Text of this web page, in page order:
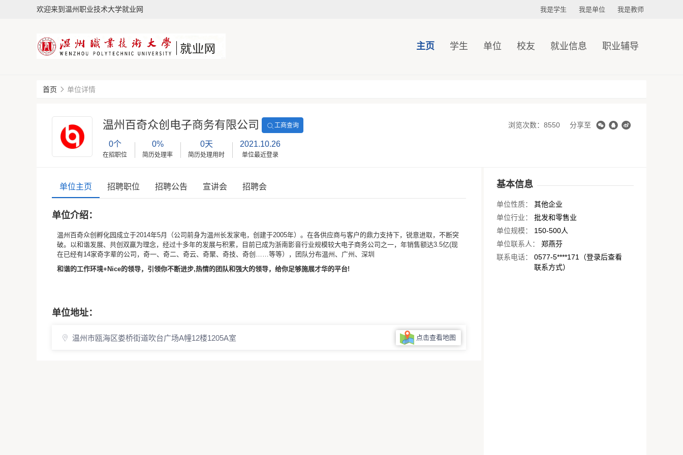
欢迎来到温州职业技术大学就业网 我是学生 我是单位 我是教师
主页 学生 单位 校友 就业信息 职业辅导
首页 单位详情
温州百奇众创电子商务有限公司 工商查询
0个
在招职位
0%
简历处理率
0天
简历处理用时
2021.10.26
单位最近登录
浏览次数：8550 分享至
单位主页 招聘职位 招聘公告 宣讲会 招聘会
单位介绍：
温州百奇众创孵化园成立于2014年5月（公司前身为温州长发家电，创建于2005年）。在各供应商与客户的鼎力支持下，锐意进取，不断突
破。以和谐发展、共创双羸为理念，经过十多年的发展与积累，目前已成为浙南影音行业规模较大电子商务公司之一，年销售额达3.5亿(现
在已经有14家奇字辈的公司，奇一、奇二、奇云、奇聚、奇技、奇创……等等），团队分布温州、广州、深圳
和谐的工作环境+Nice的领导，引领你不断进步,热情的团队和强大的领导，给你足够施展才华的平台!
单位地址：
温州市瓯海区娄桥街道吹台广场A幢12楼1205A室 点击查看地图
基本信息
单位性质：
其他企业
单位行业：
批发和零售业
单位规模：
150-500人
单位联系人：
郑燕芬
联系电话：
0577-5****171（登录后查看
联系方式）